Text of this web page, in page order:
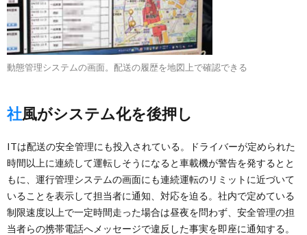
動態管理システムの画面。配送の履歴を地図上で確認できる
社風がシステム化を後押し
ITは配送の安全管理にも投入されている。ドライバーが定められた
時間以上に連続して運転しそうになると車載機が警告を発するとと
もに、運行管理システムの画面にも連続運転のリミットに近づいて
いることを表示して担当者に通知、対応を迫る。社内で定めている
制限速度以上で一定時間走った場合は昼夜を問わず、安全管理の担
当者らの携帯電話へメッセージで違反した事実を即座に通知する。